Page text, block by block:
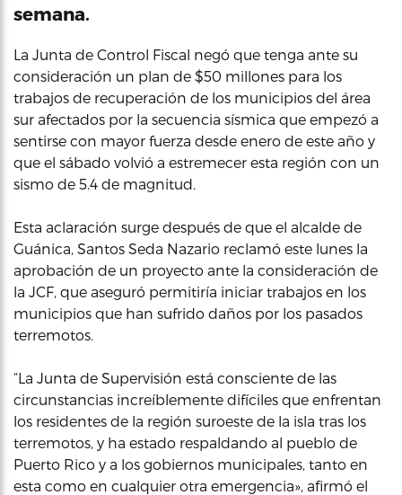
semana.
La Junta de Control Fiscal negó que tenga ante su
consideración un plan de $50 millones para los
trabajos de recuperación de los municipios del área
sur afectados por la secuencia sísmica que empezó a
sentirse con mayor fuerza desde enero de este año y
que el sábado volvió a estremecer esta región con un
sismo de 5.4 de magnitud.
Esta aclaración surge después de que el alcalde de
Guánica, Santos Seda Nazario reclamó este lunes la
aprobación de un proyecto ante la consideración de
la JCF, que aseguró permitiría iniciar trabajos en los
municipios que han sufrido daños por los pasados
terremotos.
“La Junta de Supervisión está consciente de las
circunstancias increíblemente difíciles que enfrentan
los residentes de la región suroeste de la isla tras los
terremotos, y ha estado respaldando al pueblo de
Puerto Rico y a los gobiernos municipales, tanto en
esta como en cualquier otra emergencia», afirmó el